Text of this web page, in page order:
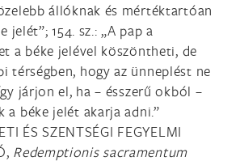
állóknak és mértéktartóan
jelét”; 154. sz.: „A pap a
a béke jelével köszöntheti, de
térségben, hogy az ünneplést ne
járjon el, ha – ésszerű okból –
a béke jelét akarja adni.”
ÉS SZENTSÉGI FEGYELMI
Redemptionis sacramentum